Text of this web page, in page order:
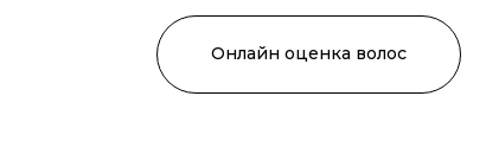
Онлайн оценка волос